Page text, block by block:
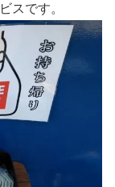
スです。